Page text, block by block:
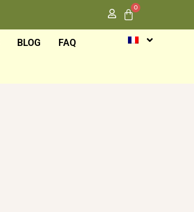
0
BLOG FAQ